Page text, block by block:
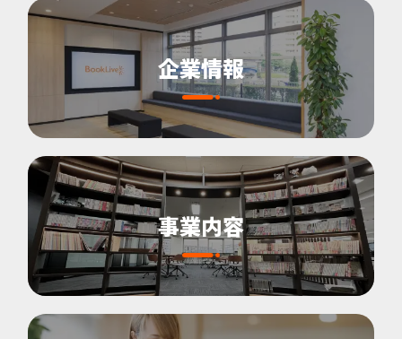
企業情報
事業内容